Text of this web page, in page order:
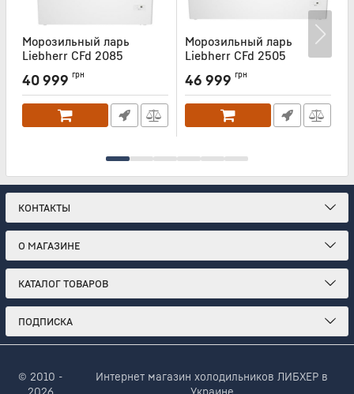
Морозильный ларь
Liebherr CFd 2085
CFD2085
40 999 грн
Морозильный ларь
Liebherr CFd 2505
CFD2505
46 999 грн
КОНТАКТЫ
О МАГАЗИНЕ
КАТАЛОГ ТОВАРОВ
ПОДПИСКА
© 2010 -
Интернет магазин холодильников ЛИБХЕР в